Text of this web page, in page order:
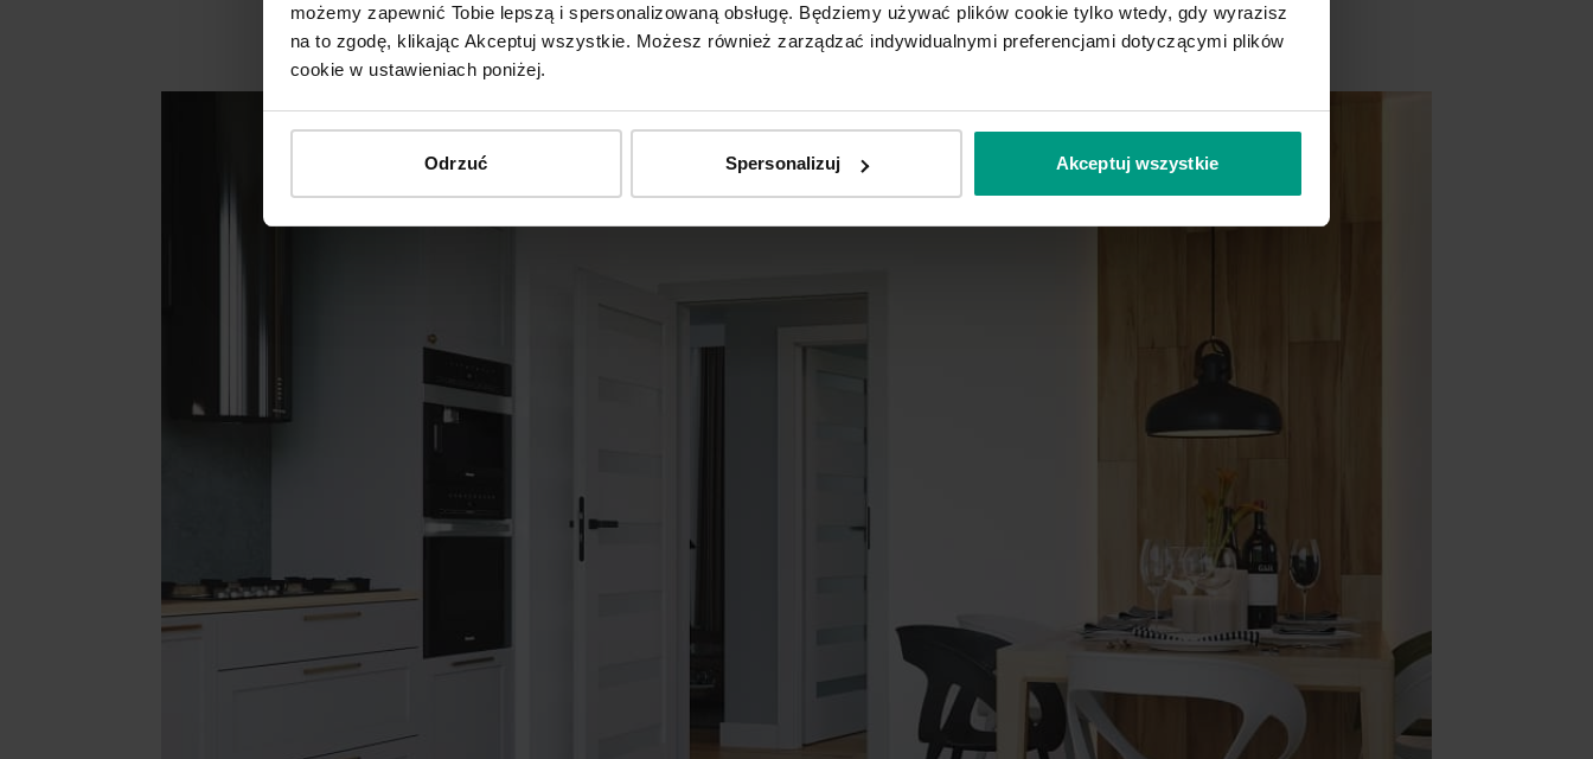
możemy zapewnić Tobie lepszą i spersonalizowaną obsługę. Będziemy używać plików cookie tylko wtedy, gdy wyrazisz
na to zgodę, klikając Akceptuj wszystkie. Możesz również zarządzać indywidualnymi preferencjami dotyczącymi plików
cookie w ustawieniach poniżej.
Odrzuć Spersonalizuj Akceptuj wszystkie